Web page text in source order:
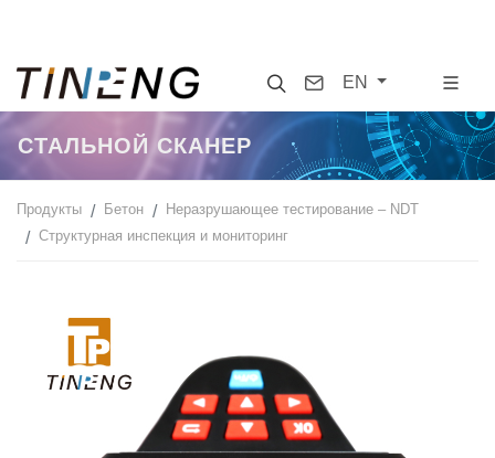
SearchContact
EN
СТАЛЬНОЙ СКАНЕР
Продукты Бетон
Неразрушающее тестирование – NDT
Cтруктурная инспекция и мониторинг